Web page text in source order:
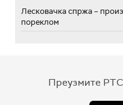
Лесковачка спржа –
пореклом
Преузмите